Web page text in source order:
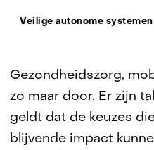
Thema:
Veilige autonome systemen
Gezondheidszorg,
zo maar door. Er zijn
geldt dat de keuzes
blijvende impact